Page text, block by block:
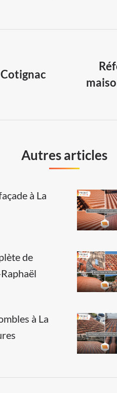
Next
Autres articles
à La
de
à La